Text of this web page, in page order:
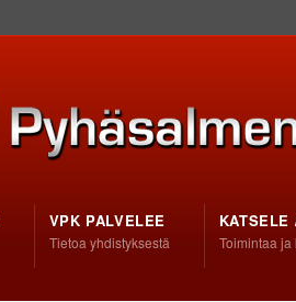
VPK PALVELEE
Tietoa yhdistyksestä
KATSELE
Toimintaa ja